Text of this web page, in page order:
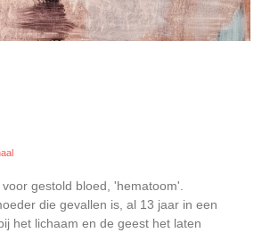
gestold bloed, 'hematoom'.
die gevallen is, al 13 jaar in een
het lichaam en de geest het laten